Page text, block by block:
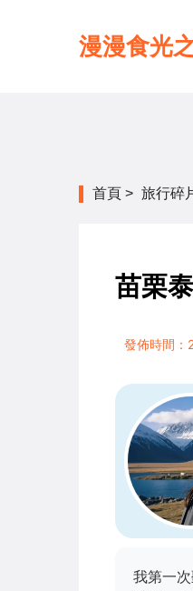
漫漫食光
首頁 > 旅行碎
苗栗
發佈時間
我第一